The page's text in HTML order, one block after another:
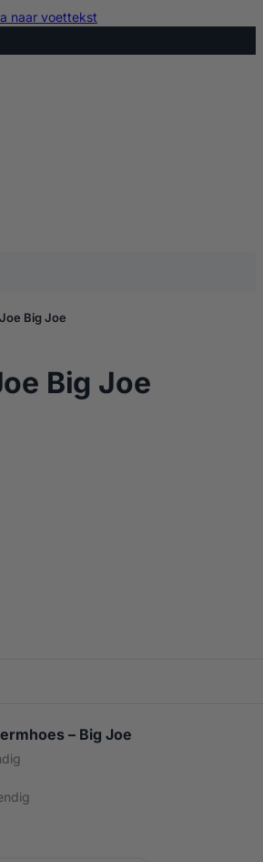
naar voettekst
Big Joe
Big Joekopen
– Big Joe